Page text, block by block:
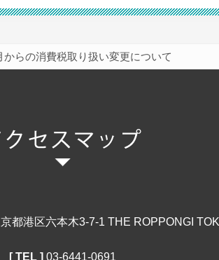
からの消費税取り扱い変更について
都港区六本木3-7-1 THE ROPPONGI
[ TEL ] 03‐6441‐0691